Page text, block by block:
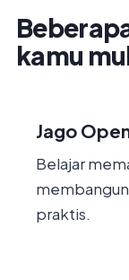
kamu
Jago
Belajar
praktis.